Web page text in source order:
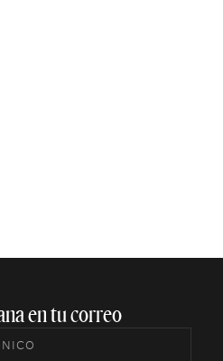
en tu correo​